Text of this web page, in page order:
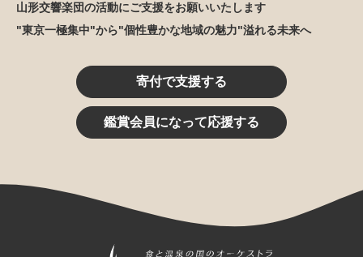
山形交響楽団の活動にご支援をお願いいたします
"東京一極集中"から"個性豊かな地域の魅力"溢れる未来へ
寄付で支援する
鑑賞会員になって応援する